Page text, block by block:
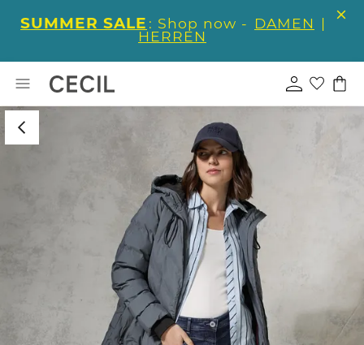
SUMMER SALE : Shop now - DAMEN |
HERREN